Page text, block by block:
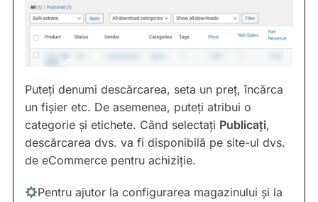
Puteți denumi descărcarea, seta un preț, încărca
un fișier etc. De asemenea, puteți atribui o
categorie și etichete. Când selectați Publicați,
descărcarea dvs. va fi disponibilă pe site-ul dvs.
de eCommerce pentru achiziție.
Pentru ajutor la configurarea magazinului și la